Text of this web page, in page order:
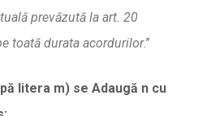
ă prevăzută la art. 20
toată durata acordurilor.”
ă litera m) se Adaugă n cu